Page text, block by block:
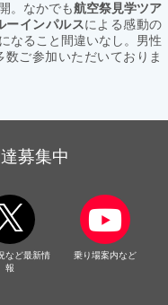
。なかでも航空祭見学ツア
ーインパルスによる感動の
なること間違いなし。男性
ご参加いただいておりま
募集中
など最新情
報
乗り場案内など